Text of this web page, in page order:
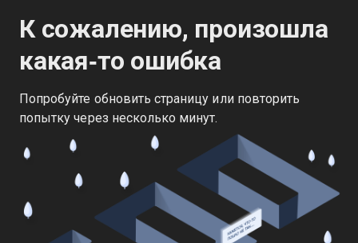
К сожалению, произошла
какая‑то ошибка
Попробуйте обновить страницу или повторить
попытку через несколько минут.